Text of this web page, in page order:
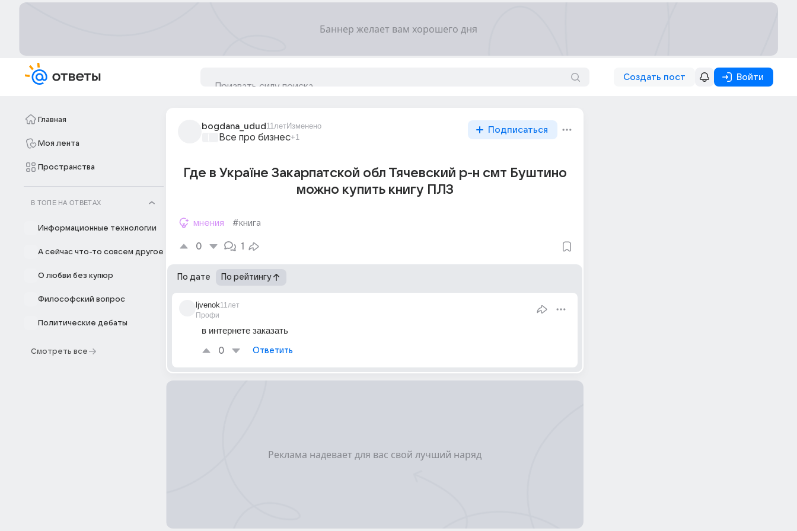
Создать пост Войти
Главная
Моя лента
Пространства
В ТОПЕ НА ОТВЕТАХ
Информационные технологии
А сейчас что-то совсем другое
О любви без купюр
Философский вопрос
Политические дебаты
Смотреть все
bogdana_udud 11летИзменено
Все про бизнес+1
Подписаться
Где в Україне Закарпатской обл Тячевский р-н смт Буштино
можно купить книгу ПЛЗ
мнения #книга
0 1
По дате По рейтингу
ljvenok
Профи
11лет
в интернете заказать
0 Ответить